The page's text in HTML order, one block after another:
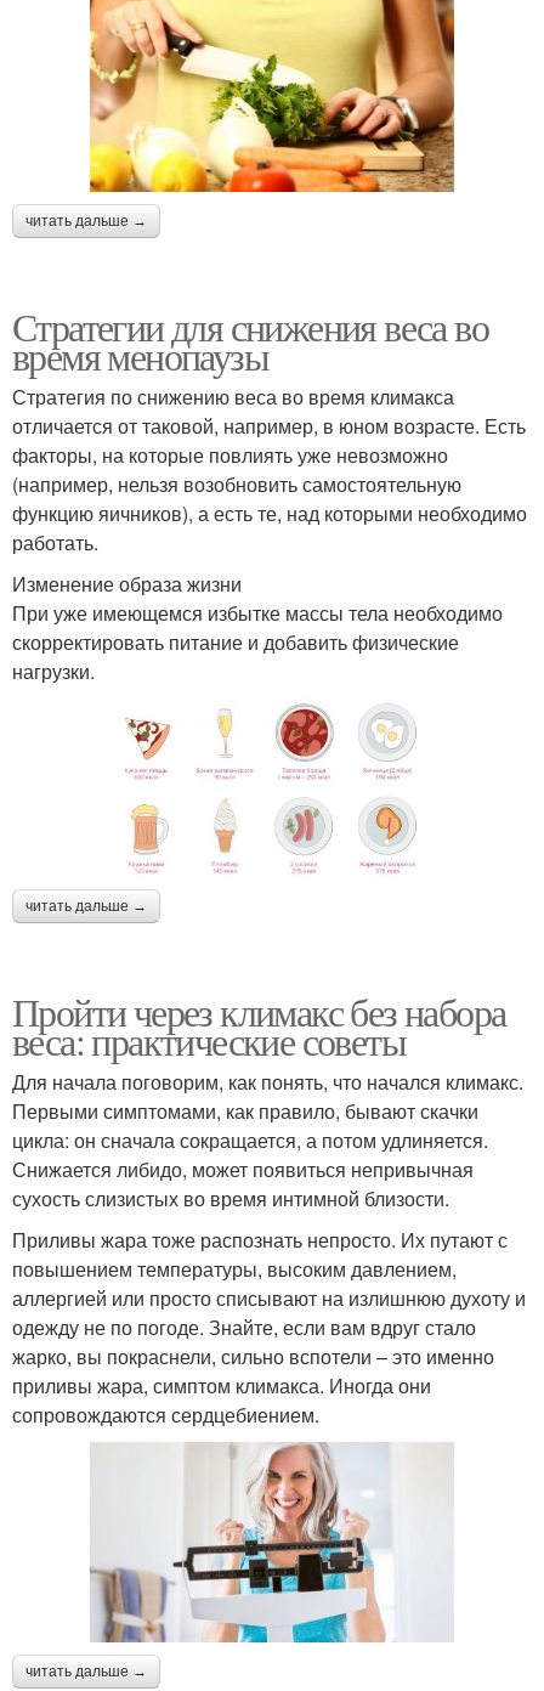
читать дальше →
Стратегии для снижения веса во
время менопаузы
Стратегия по снижению веса во время климакса
отличается от таковой, например, в юном возрасте. Есть
факторы, на которые повлиять уже невозможно
(например, нельзя возобновить самостоятельную
функцию яичников), а есть те, над которыми необходимо
работать.
Изменение образа жизни
При уже имеющемся избытке массы тела необходимо
скорректировать питание и добавить физические
нагрузки.
читать дальше →
Пройти через климакс без набора
веса: практические советы
Для начала поговорим, как понять, что начался климакс.
Первыми симптомами, как правило, бывают скачки
цикла: он сначала сокращается, а потом удлиняется.
Снижается либидо, может появиться непривычная
сухость слизистых во время интимной близости.
Приливы жара тоже распознать непросто. Их путают с
повышением температуры, высоким давлением,
аллергией или просто списывают на излишнюю духоту и
одежду не по погоде. Знайте, если вам вдруг стало
жарко, вы покраснели, сильно вспотели – это именно
приливы жара, симптом климакса. Иногда они
сопровождаются сердцебиением.
читать дальше →